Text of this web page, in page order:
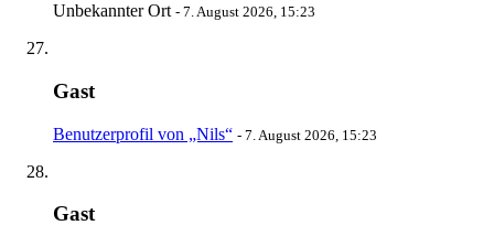
Unbekannter Ort - 7. August 2026, 15:23
Gast
Benutzerprofil von „Nils“ - 7. August 2026, 15:23
Gast